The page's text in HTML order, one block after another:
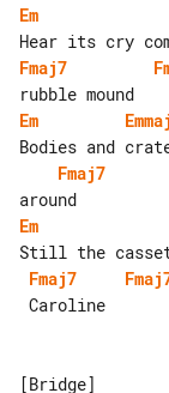
Em
Fmaj7
Em
Fmaj7
Em
Fmaj7